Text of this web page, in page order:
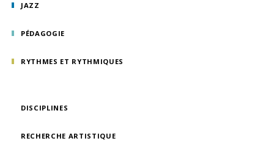
JAZZ
PÉDAGOGIE
RYTHMES ET RYTHMIQUES
DISCIPLINES
RECHERCHE ARTISTIQUE